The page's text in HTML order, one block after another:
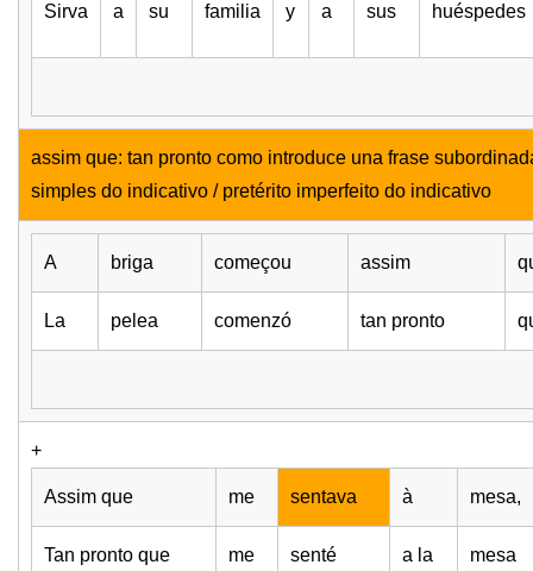
Sirva a su familia y a sus huéspedes
assim que: tan pronto como introduce una frase
simples do indicativo / pretérito imperfeito do indicativo
A briga começou assim
La pelea comenzó tan pronto
+
Assim que me sentava à mesa,
Tan pronto que me senté a la mesa